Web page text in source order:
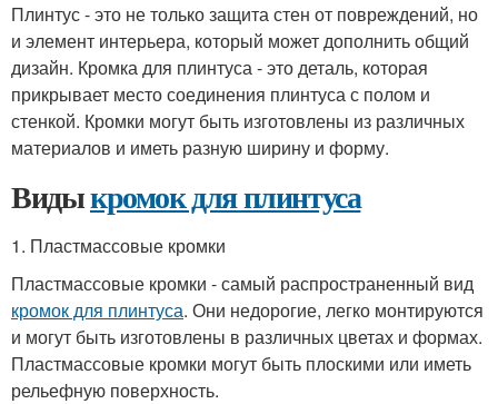
Плинтус - это не только защита стен от повреждений, но
и элемент интерьера, который может дополнить общий
дизайн. Кромка для плинтуса - это деталь, которая
прикрывает место соединения плинтуса с полом и
стенкой. Кромки могут быть изготовлены из различных
материалов и иметь разную ширину и форму.
Видыкромок для плинтуса
1. Пластмассовые кромки
Пластмассовые кромки - самый распространенный вид
кромок для плинтуса. Они недорогие, легко монтируются
и могут быть изготовлены в различных цветах и формах.
Пластмассовые кромки могут быть плоскими или иметь
рельефную поверхность.